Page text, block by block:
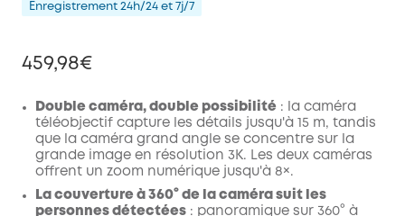
Enregistrement 24h/24 et 7j/7
459,98€
Double caméra, double possibilité : la caméra
téléobjectif capture les détails jusqu'à 15 m, tandis
que la caméra grand angle se concentre sur la
grande image en résolution 3K. Les deux caméras
offrent un zoom numérique jusqu'à 8×.
La couverture à 360° de la caméra suit les
personnes détectées : panoramique sur 360° à